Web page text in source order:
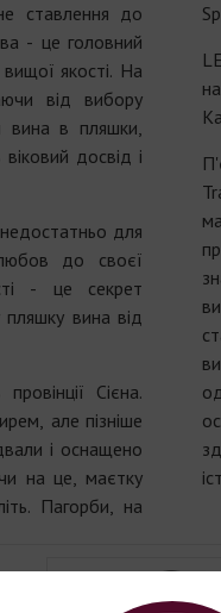
ставлення до
- це головний
якості. На
від вибору
вина в пляшки,
досвід і
для
до своєї
- це секрет
вина від
Сієна.
але пізніше
і оснащено
на це, маєтку
Пагорби, на